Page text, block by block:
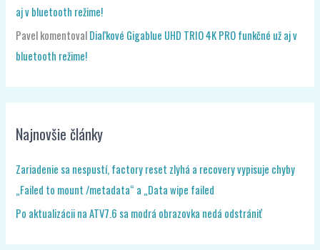
aj v bluetooth režime!
PavelkomentovalDiaľkové Gigablue UHD TRIO 4K PRO funkčné už aj v
bluetooth režime!
Najnovšie články
Zariadenie sa nespustí, factory reset zlyhá a recovery vypisuje chyby
„Failed to mount /metadata“ a „Data wipe failed
Po aktualizácii na ATV7.6 sa modrá obrazovka nedá odstrániť